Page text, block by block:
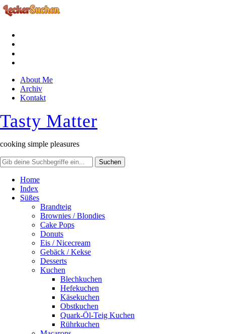
About Me
Archiv
Kontakt
Tasty Matter
cooking simple pleasures
Home
Index
Süßes
Brandteig
Brownies / Blondies
Cake Pops
Donuts
Eis / Nicecream
Gebäck / Kekse
Desserts
Kuchen
Blechkuchen
Hefekuchen
Käsekuchen
Obstkuchen
Quark-Öl-Teig Kuchen
Rührkuchen